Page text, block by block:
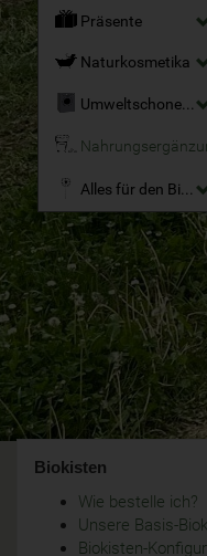
Präsente
Naturkosmetika
Alles für den Bio-
Biokisten
Wie bestelle ich?
Unsere Basis-
Biokisten-